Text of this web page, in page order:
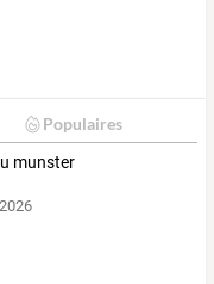
Populaires
munster